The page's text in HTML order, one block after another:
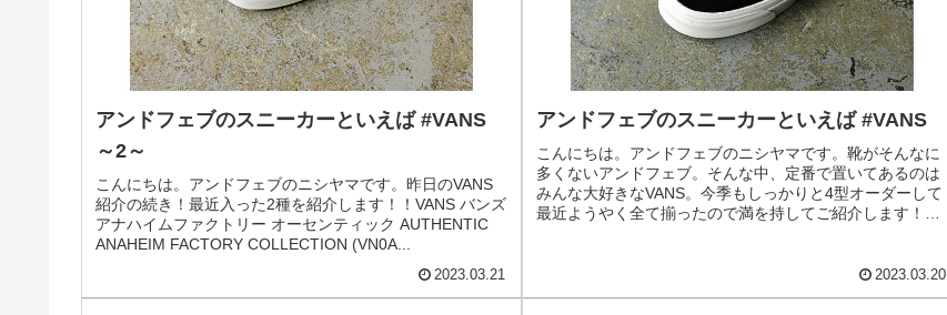
アンドフェブのスニーカーといえば #VANS
～2～
こんにちは。アンドフェブのニシヤマです。昨日のVANS
紹介の続き！最近入った2種を紹介します！！VANS バンズ
アナハイムファクトリー オーセンティック AUTHENTIC
ANAHEIM FACTORY COLLECTION (VN0A...
2023.03.21
アンドフェブのスニーカーといえば #VANS
こんにちは。アンドフェブのニシヤマです。靴がそんなに
多くないアンドフェブ。そんな中、定番で置いてあるのは
みんな大好きなVANS。今季もしっかりと4型オーダーして
最近ようやく全て揃ったので満を持してご紹介します！今
2023.03.20